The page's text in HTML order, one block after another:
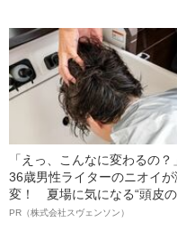
「えっ、こんなに変わるの？」
36歳男性ライターのニオイが
変！ 夏場に気になる“頭皮
オイ”や“ベタつき”を解消す
PR（株式会社スヴェンソン）